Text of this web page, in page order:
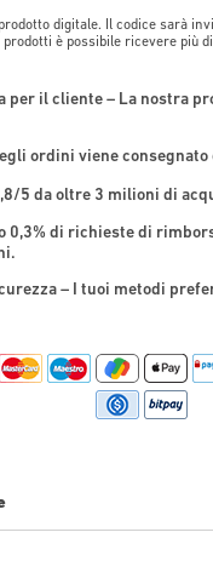
digitale. Il codice sarà
prodotti è possibile ricevere più
per il cliente – La nostra
ordini viene
5 da oltre 3 milioni di
0,3% di richieste di
– I tuoi metodi